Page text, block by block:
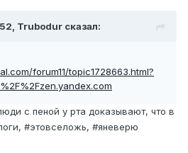
Trubodur сказал:
forum11/topic1728663.html?
с пеной у рта доказывают, что в
#этовселожь, #яневерю